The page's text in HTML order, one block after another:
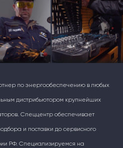
по энергообеспечению в любых
дистрибьютором крупнейших
Спеццентр обеспечивает
и поставки до сервисного
РФ. Специализируемся на